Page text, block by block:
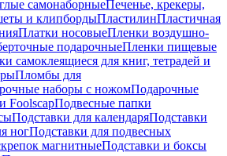
самонаборныеПеченье, крекеры,
и клипбордыПластилинПластичная
Платки носовыеПленки воздушно-
подарочныеПленки пищевые
самоклеящиеся для книг, тетрадей и
Пломбы для
наборы с ножомПодарочные
FoolscapПодвесные папки
Подставки для календаряПодставки
ногПодставки для подвесных
магнитныеПодставки и боксы